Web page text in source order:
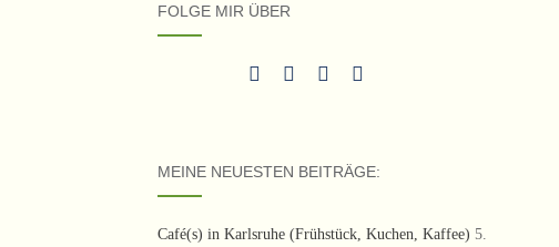
FOLGE MIR ÜBER
MEINE NEUESTEN BEITRÄGE:
Café(s) in Karlsruhe (Frühstück, Kuchen, Kaffee) 5.